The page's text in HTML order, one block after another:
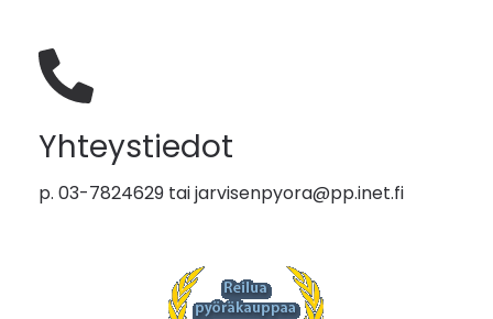
Yhteystiedot
p. 03-7824629 taijarvisenpyora@pp.inet.fi